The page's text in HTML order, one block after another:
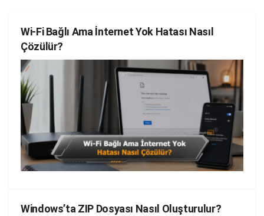
Wi-Fi Bağlı Ama İnternet Yok Hatası Nasıl
Çözülür?
Windows’ta ZIP Dosyası Nasıl Oluşturulur?